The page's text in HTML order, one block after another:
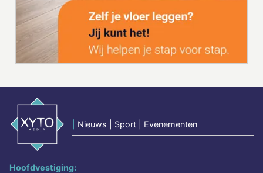
Nieuws | Sport | Evenementen
Hoofdvestiging: